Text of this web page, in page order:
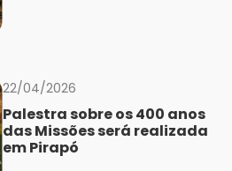
22/04/2026
Palestra sobre os 400 anos
das Missões será realizada
em Pirapó